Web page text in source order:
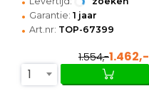
• Garantie: 1 jaar
• Art.nr: TOP-67399
1.554,-1.462,-
1